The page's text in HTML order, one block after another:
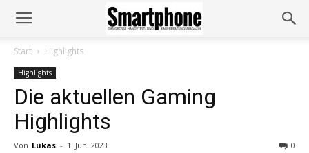
Start Highlights
Highlights
Die aktuellen Gaming
Highlights
Von Lukas - 1. Juni 2023 0